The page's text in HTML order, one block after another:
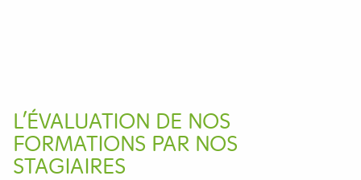
L’ÉVALUATION DE NOS
FORMATIONS PAR NOS
STAGIAIRES